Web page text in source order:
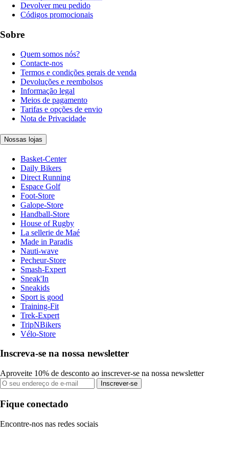
Devolver meu pedido
Códigos promocionais
Sobre
Quem somos nós?
Contacte-nos
Termos e condições gerais de venda
Devoluções e reembolsos
Informação legal
Meios de pagamento
Tarifas e opções de envio
Nota de Privacidade
Nossas lojas
Basket-Center
Daily Bikers
Direct Running
Espace Golf
Foot-Store
Galope-Store
Handball-Store
House of Rugby
La sellerie de Maé
Made in Paradis
Nauti-wave
Pecheur-Store
Smash-Expert
Sneak'In
Sneakids
Sport is good
Training-Fit
Trek-Expert
TripNBikers
Vélo-Store
Inscreva-se na nossa newsletter
Aproveite 10% de desconto ao inscrever-se na nossa newsletter
Inscrever-se
Fique conectado
Encontre-nos nas redes sociais